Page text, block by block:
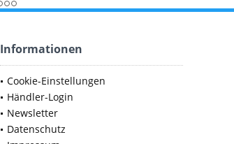
Informationen
Cookie-Einstellungen
Händler-Login
Newsletter
Datenschutz